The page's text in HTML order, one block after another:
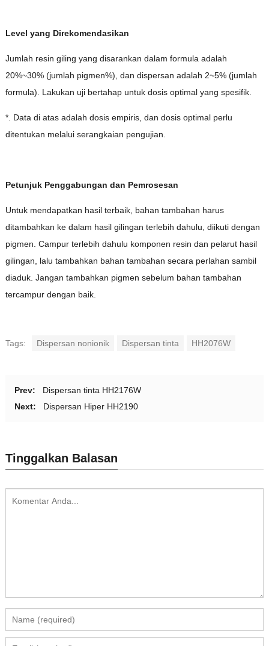
Level yang Direkomendasikan
Jumlah resin giling yang disarankan dalam formula adalah
20%~30% (jumlah pigmen%), dan dispersan adalah 2~5% (jumlah
formula). Lakukan uji bertahap untuk dosis optimal yang spesifik.
*. Data di atas adalah dosis empiris, dan dosis optimal perlu
ditentukan melalui serangkaian pengujian.
Petunjuk Penggabungan dan Pemrosesan
Untuk mendapatkan hasil terbaik, bahan tambahan harus
ditambahkan ke dalam hasil gilingan terlebih dahulu, diikuti dengan
pigmen. Campur terlebih dahulu komponen resin dan pelarut hasil
gilingan, lalu tambahkan bahan tambahan secara perlahan sambil
diaduk. Jangan tambahkan pigmen sebelum bahan tambahan
tercampur dengan baik.
Tags: Dispersan nonionik Dispersan tinta HH2076W
Prev:
Dispersan tinta HH2176W
Next:
Dispersan Hiper HH2190
Tinggalkan Balasan